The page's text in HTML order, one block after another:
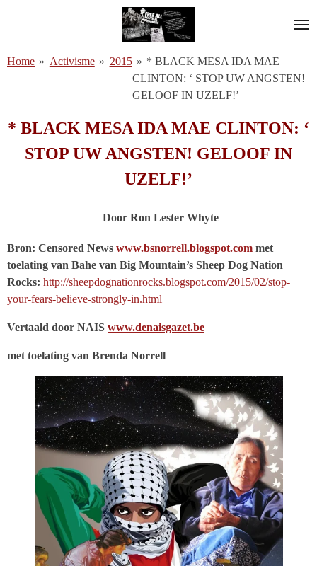
de
Home » Activisme » 2015 » * BLACK MESA IDA MAE
CLINTON: ‘ STOP UW ANGSTEN!
GELOOF IN UZELF!’
* BLACK MESA IDA MAE CLINTON: ‘
STOP UW ANGSTEN! GELOOF IN
UZELF!’
Door Ron Lester Whyte
Bron: Censored News www.bsnorrell.blogspot.com met
toelating van Bahe van Big Mountain’s Sheep Dog Nation
Rocks: http://sheepdognationrocks.blogspot.com/2015/02/stop-
your-fears-believe-strongly-in.html
Vertaald door NAIS www.denaisgazet.be
met toelating van Brenda Norrell